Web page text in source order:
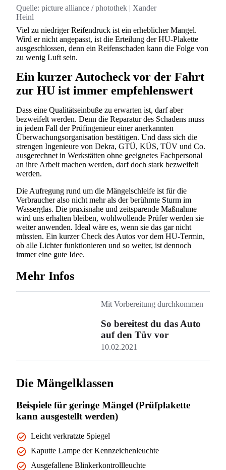
Suchen
Quelle: picture alliance / photothek | Xander
Heinl
Viel zu niedriger Reifendruck ist ein erheblicher Mangel.
Wird er nicht angepasst, ist die Erteilung der HU-Plakette
ausgeschlossen, denn ein Reifenschaden kann die Folge von
zu wenig Luft sein.
Ein kurzer Autocheck vor der Fahrt
zur HU ist immer empfehlenswert
Dass eine Qualitätseinbuße zu erwarten ist, darf aber
bezweifelt werden. Denn die Reparatur des Schadens muss
in jedem Fall der Prüfingenieur einer anerkannten
Überwachungsorganisation bestätigen. Und dass sich die
strengen Ingenieure von Dekra, GTÜ, KÜS, TÜV und Co.
ausgerechnet in Werkstätten ohne geeignetes Fachpersonal
an ihre Arbeit machen werden, darf doch stark bezweifelt
werden.
Die Aufregung rund um die Mängelschleife ist für die
Verbraucher also nicht mehr als der berühmte Sturm im
Wasserglas. Die praxisnahe und zeitsparende Maßnahme
wird uns erhalten bleiben, wohlwollende Prüfer werden sie
weiter anwenden. Ideal wäre es, wenn sie das gar nicht
müssten. Ein kurzer Check des Autos vor dem HU-Termin,
ob alle Lichter funktionieren und so weiter, ist dennoch
immer eine gute Idee.
Mehr Infos
Mit Vorbereitung durchkommen
So bereitest du das Auto
auf den Tüv vor
10.02.2021
Die Mängelklassen
Beispiele für geringe Mängel (Prüfplakette
kann ausgestellt werden)
Leicht verkratzte Spiegel
Kaputte Lampe der Kennzeichenleuchte
Ausgefallene Blinkerkontrollleuchte